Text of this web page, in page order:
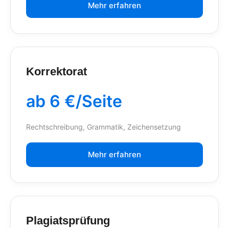
Mehr erfahren
Korrektorat
ab 6 €/Seite
Rechtschreibung, Grammatik, Zeichensetzung
Mehr erfahren
Plagiatsprüfung